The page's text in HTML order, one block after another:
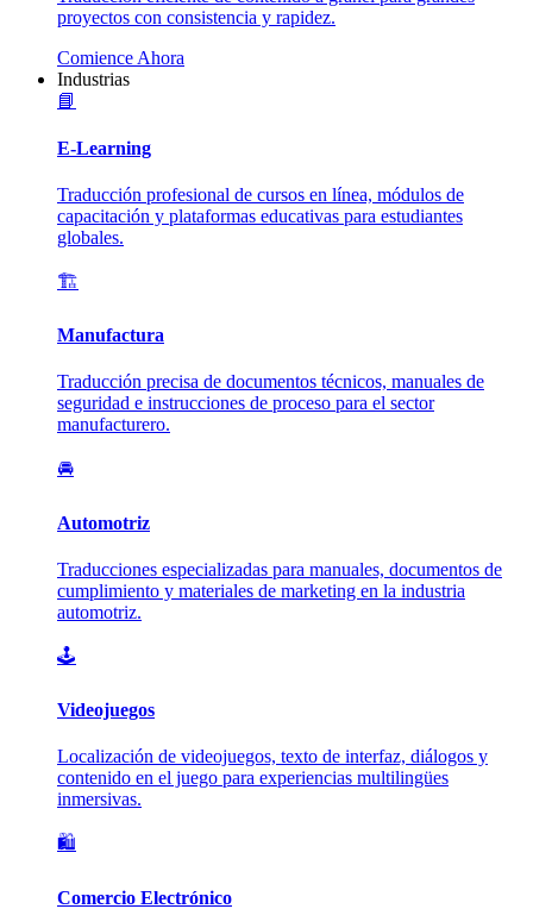
proyectos con consistencia y rapidez.
Comience Ahora
Industrias
📘
E-Learning
Traducción profesional de cursos en línea, módulos de
capacitación y plataformas educativas para estudiantes
globales.
🏗️
Manufactura
Traducción precisa de documentos técnicos, manuales de
seguridad e instrucciones de proceso para el sector
manufacturero.
🚘
Automotriz
Traducciones especializadas para manuales, documentos de
cumplimiento y materiales de marketing en la industria
automotriz.
🕹️
Videojuegos
Localización de videojuegos, texto de interfaz, diálogos y
contenido en el juego para experiencias multilingües
inmersivas.
🛍️
Comercio Electrónico